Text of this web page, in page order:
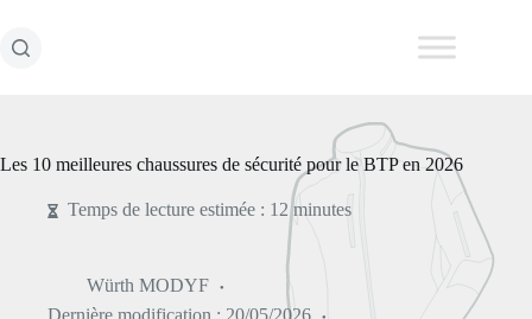
contenu
Les 10 meilleures chaussures de sécurité pour le BTP en 2026
Temps de lecture estimée : 12 minutes
Würth MODYF